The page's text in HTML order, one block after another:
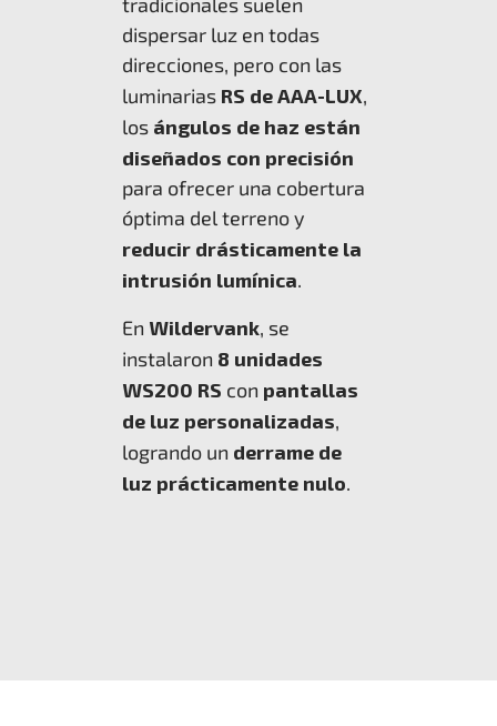
dispersar luz en todas
direcciones, pero con las
luminarias RS de AAA-LUX,
los ángulos de haz están
diseñados con precisión
para ofrecer una cobertura
óptima del terreno y
reducir drásticamente la
intrusión lumínica.
En Wildervank, se
instalaron 8 unidades
WS200 RS con pantallas
de luz personalizadas,
logrando un derrame de
luz prácticamente nulo.